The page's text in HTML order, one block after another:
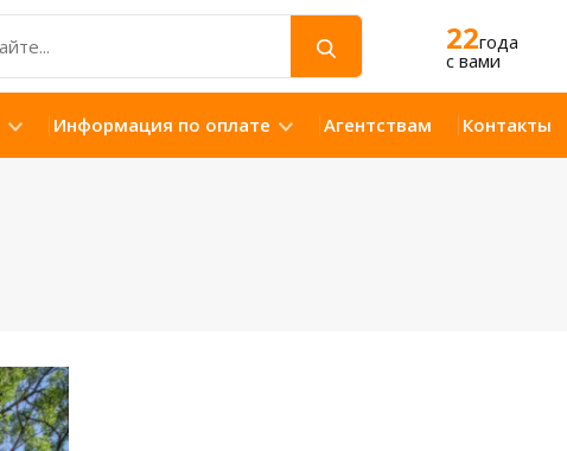
22года
c вами
Информация по оплате Агентствам Контакты